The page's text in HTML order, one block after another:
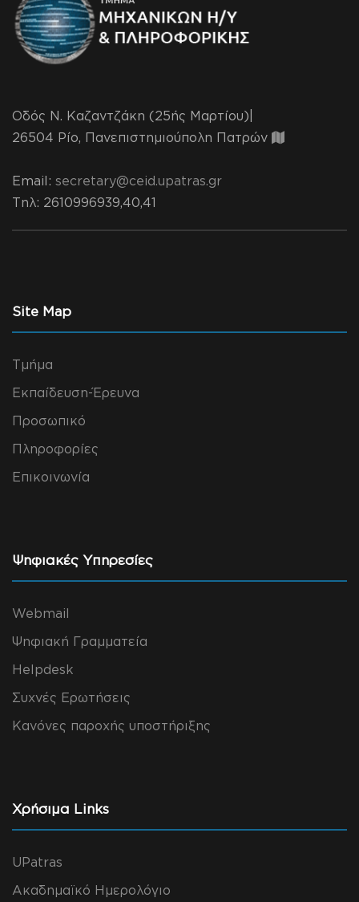
Οδός Ν. Καζαντζάκη (25ής Μαρτίου)|
26504 Ρίο, Πανεπιστημιούπολη Πατρών
Email: secretary@ceid.upatras.gr
Τηλ: 2610996939,40,41
Site Map
Τμήμα
Εκπαίδευση-Έρευνα
Προσωπικό
Πληροφορίες
Επικοινωνία
Ψηφιακές Υπηρεσίες
Webmail
Ψηφιακή Γραμματεία
Helpdesk
Συχνές Ερωτήσεις
Κανόνες παροχής υποστήριξης
Χρήσιμα Links
UPatras
Ακαδημαϊκό Ημερολόγιο